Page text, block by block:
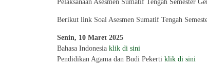
Pelaksanaan Asesmen Sumatif Tengah Semester
Berikut link Soal Asesmen Sumatif Tengah
Senin, 10 Maret 2025
Bahasa Indonesia klik di sini
Pendidikan Agama dan Budi Pekerti klik di sini